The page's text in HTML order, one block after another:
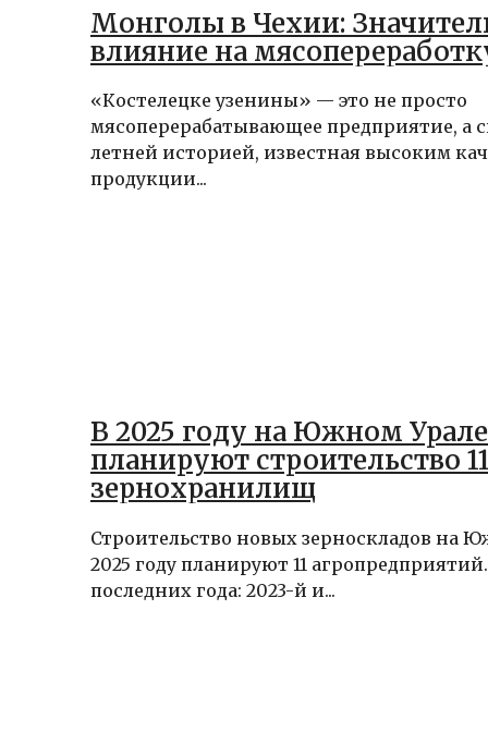
Монголы в Чехии:
влияние на
«Костелецке узенины» — это не просто
мясоперерабатывающее предприятие, а
летней историей, известная высоким
продукции...
В 2025 году на Южном Урале
планируют строительство
зернохранилищ
Строительство новых зерноскладов на
2025 году планируют 11
последних года: 2023-й и...